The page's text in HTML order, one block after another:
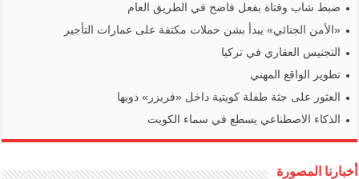
ضبط شاب وفتاة بفعل فاضح في الطريق العام
«الأمن الجنائي» يبدأ بشن حملات مكثفة على عمارات التأجير
التجنيس العقاري في تركيا
تطوير الواقع المهني
العثور على جثة طفلة كويتية داخل «فريزر» ذويها
الذكاء الاصطناعي يسطع في سماء الكويت
أخبارنا المصورة